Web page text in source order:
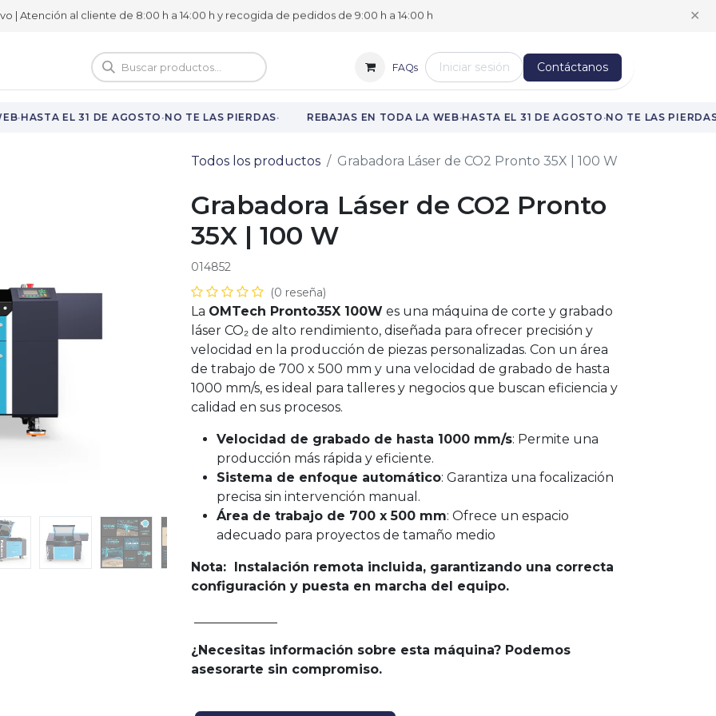
| Atención al cliente de 8:00 h a 14:00 h y recogida de pedidos de 9:00 h a 14:00 h ✕
Vuelta al cole FAQs Iniciar sesión Contáctanos
·HASTA EL 31 DE AGOSTO·NO TE LAS PIERDAS· REBAJAS EN TODA LA WEB·HASTA EL 31 DE AGOSTO·NO TE LAS PIERDAS·
Todos los productos Grabadora Láser de CO2 Pronto 35X | 100 W
Grabadora Láser de CO2 Pronto
35X | 100 W
014852
(0 reseña)
La OMTech Pronto35X 100W es una máquina de corte y grabado
láser CO₂ de alto rendimiento, diseñada para ofrecer precisión y
velocidad en la producción de piezas personalizadas. Con un área
de trabajo de 700 x 500 mm y una velocidad de grabado de hasta
1000 mm/s, es ideal para talleres y negocios que buscan eficiencia y
calidad en sus procesos.
Velocidad de grabado de hasta 1000 mm/s: Permite una
producción más rápida y eficiente.
Sistema de enfoque automático: Garantiza una focalización
precisa sin intervención manual.
Área de trabajo de 700 x 500 mm: Ofrece un espacio
adecuado para proyectos de tamaño medio
Nota: Instalación remota incluida, garantizando una correcta
configuración y puesta en marcha del equipo.
¿Necesitas información sobre esta máquina? Podemos
asesorarte sin compromiso.